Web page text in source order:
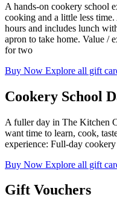
A hands-on cookery school
cooking and a little less
hours and includes lunch
apron to take home. Value /
for two​​​​‌ ‍ ​‍​‍‌‍ ‌ ​‍‌‍‍‌‌‍‌ ‌‍‍‌‌‍ ‍​‍​‍​ ‍‍​‍​‍‌ ​ ‌‍​‌‌‍ ‍‌‍‍‌‌ ‌​‌ ‍‌​‍ ‍‌‍‍‌‌‍ ​‍​‍​‍ ​​‍​‍‌‍‍​‌ ​‍‌‍‌‌‌‍‌‍​‍​‍​ ‍‍​‍​‍‌‍‍​‌ ‌​‌ ‌​‌ ​​‌ ​ ​ ‍‍​‍ ​‍ ‌‍ ​​‍ ‌‌‍​‌‌‍ ‍‌‍‌​​‍ ‌‌ ​‍​‍ ‌‌‍‍​‌‍ ‌ ‌​‌‍‌‌‌‍ ​‌ ​ ​‍ ‌‌ ​ ‌ ‌​‌ ‌‌‌‍‌​‌‍‍‌‌‍ ​‍ ‍‌ ‌‍‌‍‌‌‌ ​‍‌‍​ ‌‍‌‌‌‍ ​​‍ ‍‌‍​‌‌ ​​‌ ​​​‍ ‌‍‍‌‌‍ ‍‌ ‌​‌‍‌‌‌‍ ‍‌ ‌​​‍ ‌‍‌‌‌‍‌​‌‍‍‌‌ ‌​​‍ ‌‍ ‌‌‍ ‌‍‌​‌‍‌‌​ ‌‌ ​​‌ ​‍‌‍‌‌‌ ​ ‌‍‌‌‌‍ ‍‌ ‌​‌‍​‌‌ ‌​‌‍‍‌‌‍ ‌‍ ‍​ ‍ ‌‍‍‌‌‍‌​​ ‌‌‍‍​‌‍ ‌ ‌​‌‍‌‌‌‍ ​‌​​ ‌‍ ​‌‍​‌‌ ​ ‌ ​ ‌​‍‌‌‍ ‍‌‍‌​‌‍‌‌‌ ‍​​‍ ‌​ ‍‌​ ​ ​ ‌‌​ ‌‌​ ​‍‌‍​‌​ ‌‍‌‍​ ​‍ ‌​ ​​​ ​‌‌‍‌​​ ‍‌​‍ ‌​ ‌​​ ‌‍​ ‌‌‌‍‌​​‍ ‌‌‍​‍​ ‌ ​ ​ ​ ‌‍​‍ ‌​ ‌‍​ ‍​​ ‌​‌‍​‍‌‍​ ​ ‌‌​ ​‍‌‍​‍​ ‌‍​ ​​​ ‌‌​ ‌‌​ ‍ ‌ ‌​‌ ‍‌‌ ​​‌‍‌‌​ ‌‌‍‍​‌‍ ‌ ‌​‌‍‌‌‌‍ ​‌​​ ‌‍ ​‌‍​‌‌ ​ ‌ ​ ‌​‍‌‌‍ ‍‌‍‌​‌‍‌‌‌ ‍​​ ‍ ‌ ​​‌‍​‌‌ ‌​‌‍‍​​ ‌‌ ​​‌‍​‌‌‍‌ ‌‍‌‌‌​​‍‌ ‌‌‌‍‍‌‌‍ ​‌‍‌​‌‍‌‌‌ ​‍​‍‌‌​ ‌‌‌​​‍‌‌ ‌‍‍ ‌‍‌‌‌ ‍‌​‍‌‌​ ​ ‌​‌​​‍‌‌​ ​ ‌​‌​​‍‌‌​ ​‍​ ​‍‌‍​‌​ ​‌​ ‌​​ ‍​‌‍​‍‌‍‌‌‌‍​‌​ ‌​‌‍​‌​ ‌‍​ ‌ ‌‍​ ​‍‌‌​ ​‍​ ​‍​‍‌‌​ ‌‌‌​‌​​‍ ‍‌‍‌‌‌‍ ‍‌ ‌​‌ ​‍‌‍‍‌‌‍‌‌‌ ​ ​‍‌‌​ ‌‌‌​​‍‌‌ ‌‍‍ ‌‍‌‌‌ ‍‌​‍‌‌​ ​ ‌​‌​​‍‌‌​ ​ ‌​‌​​‍‌‌​ ​‍​ ​‍‌‍‌​‌‍​ ​ ​‌‌‍​‍‌‍‌‌​ ‍‌​ ‌‍​ ​​​ ‍​​ ‌‍​ ‌‌‌‍‌‍​‍‌‌​ ​‍​ ​‍​‍‌‌​ ‌‌‌​‌​​‍ ‍‌‍​‍‌‍ ‌‍‌​‌ ‍‌​ ‌‍​‍‌‍​‌‌ ​ ‌‍‌‌‌‌‌‌‌ ​‍‌‍ ​​ ‌‌‍‍​‌ ‌​‌ ‌​‌ ​​‌ ​ ​‍‌‌​ ​ ‌​​‌​‍‌‌​ ​‍‌​‌‍​‍‌‌​ ​‍‌​‌‍‌‍ ​​‍ ‌‌‍​‌‌‍ ‍‌‍‌​​‍ ‌‌ ​‍​‍ ‌‌‍‍​‌‍ ‌ ‌​‌‍‌‌‌‍ ​‌ ​ ​‍ ‌‌ ​ ‌ ‌​‌ ‌‌‌‍‌​‌‍‍‌‌‍ ​‍ ‍‌ ‌‍‌‍‌‌‌ ​‍‌‍​ ‌‍‌‌‌‍ ​​‍ ‍‌‍​‌‌ ​​‌ ​​​‍‌‍‌‍‍‌‌‍‌​​ ‌‌‍‍​‌‍ ‌ ‌​‌‍‌‌‌‍ ​‌​​ ‌‍ ​‌‍​‌‌ ​ ‌ ​ ‌​‍‌‌‍ ‍‌‍‌​‌‍‌‌‌ ‍​​‍ ‌​ ‍‌​ ​ ​ ‌‌​ ‌‌​ ​‍‌‍​‌​ ‌‍‌‍​ ​‍ ‌​ ​​​ ​‌‌‍‌​​ ‍‌​‍ ‌​ ‌​​ ‌‍​ ‌‌‌‍‌​​‍ ‌‌‍​‍​ ‌ ​ ​ ​ ‌‍​‍ ‌​ ‌‍​ ‍​​ ‌​‌‍​‍‌‍​ ​ ‌‌​ ​‍‌‍​‍​ ‌‍​ ​​​ ‌‌​ ‌‌​‍‌‍‌ ‌​‌ ‍‌‌ ​​‌‍‌‌​ ‌‌‍‍​‌‍ ‌ ‌​‌‍‌‌‌‍ ​‌​​ ‌‍ ​‌‍​‌‌ ​ ‌ ​ ‌​‍‌‌‍ ‍‌‍‌​‌‍‌‌‌ ‍​​‍‌‍‌ ​​‌‍​‌‌ ‌​‌‍‍​​ ‌‌ ​​‌‍​‌‌‍‌ ‌‍‌‌‌​​‍‌ ‌‌‌‍‍‌‌‍ ​‌‍‌​‌‍‌‌‌ ​‍​‍‌‌​ ‌‌‌​​‍‌‌ ‌‍‍ ‌‍‌‌‌ ‍‌​‍‌‌​ ​ ‌​‌​​‍‌‌​ ​ ‌​‌​​‍‌‌​ ​‍​ ​‍‌‍​‌​ ​‌​ ‌​​ ‍​‌‍​‍‌‍‌‌‌‍​‌​ ‌​‌‍​‌​ ‌‍​ ‌ ‌‍​ ​‍‌‌​ ​‍​ ​‍​‍‌‌​ ‌‌‌​‌​​‍ ‍‌‍‌‌‌‍ ‍‌ ‌​‌ ​‍‌‍‍‌‌‍‌‌‌ ​ ​‍‌‌​ ‌‌‌​​‍‌‌ ‌‍‍ ‌‍‌‌‌ ‍‌​‍‌‌​ ​ ‌​‌​​‍‌‌​ ​ ‌​‌​​‍‌‌​ ​‍​ ​‍‌‍‌​‌‍​ ​ ​‌‌‍​‍‌‍‌‌​ ‍‌​ ‌‍​ ​​​ ‍​​ ‌‍​ ‌‌‌‍‌‍​‍‌‌​ ​‍​ ​‍​‍‌‌​ ‌‌‌​‌​​‍ ‍‌‍​‍‌‍ ‌‍‌​‌ ‍‌​‍‌‍‌ ​​‌‍‌‌‌ ​‍‌ ​ ‌ ​​‌‍‌‌‌‍​ ‌ ‌​‌‍‍‌‌ ‌‍‌‍‌‌​ ‌‌ ​​‌ ‌‌‌‍​‍‌‍ ​‌‍‍‌‌ ​ ‌‍‍​‌‍‌‌‌‍‌​​‍​‍‌ ‌
Buy Now ​​​​‌ ‍ ​‍​‍‌‍ ‌ ​‍‌‍‍‌‌‍‌ ‌‍‍‌‌‍ ‍​‍​‍​ ‍‍​‍​‍‌ ​ ‌‍​‌‌‍ ‍‌‍‍‌‌ ‌​‌ ‍‌​‍ ‍‌‍‍‌‌‍ ​‍​‍​‍ ​​‍​‍‌‍‍​‌ ​‍‌‍‌‌‌‍‌‍​‍​‍​ ‍‍​‍​‍‌‍‍​‌ ‌​‌ ‌​‌ ​​‌ ​ ​ ‍‍​‍ ​‍ ‌‍ ​​‍ ‌‌‍​‌‌‍ ‍‌‍‌​​‍ ‌‌ ​‍​‍ ‌‌‍‍​‌‍ ‌ ‌​‌‍‌‌‌‍ ​‌ ​ ​‍ ‌‌ ​ ‌ ‌​‌ ‌‌‌‍‌​‌‍‍‌‌‍ ​‍ ‍‌ ‌‍‌‍‌‌‌ ​‍‌‍​ ‌‍‌‌‌‍ ​​‍ ‍‌‍​‌‌ ​​‌ ​​​‍ ‌‍‍‌‌‍ ‍‌ ‌​‌‍‌‌‌‍ ‍‌ ‌​​‍ ‌‍‌‌‌‍‌​‌‍‍‌‌ ‌​​‍ ‌‍ ‌‌‍ ‌‍‌​‌‍‌‌​ ‌‌ ​​‌ ​‍‌‍‌‌‌ ​ ‌‍‌‌‌‍ ‍‌ ‌​‌‍​‌‌ ‌​‌‍‍‌‌‍ ‌‍ ‍​ ‍ ‌‍‍‌‌‍‌​​ ‌‌‍‍​‌‍ ‌ ‌​‌‍‌‌‌‍ ​‌​​ ‌‍ ​‌‍​‌‌ ​ ‌ ​ ‌​‍‌‌‍ ‍‌‍‌​‌‍‌‌‌ ‍​​‍ ‌​ ‍‌​ ​ ​ ‌‌​ ‌‌​ ​‍‌‍​‌​ ‌‍‌‍​ ​‍ ‌​ ​​​ ​‌‌‍‌​​ ‍‌​‍ ‌​ ‌​​ ‌‍​ ‌‌‌‍‌​​‍ ‌‌‍​‍​ ‌ ​ ​ ​ ‌‍​‍ ‌​ ‌‍​ ‍​​ ‌​‌‍​‍‌‍​ ​ ‌‌​ ​‍‌‍​‍​ ‌‍​ ​​​ ‌‌​ ‌‌​ ‍ ‌ ‌​‌ ‍‌‌ ​​‌‍‌‌​ ‌‌‍‍​‌‍ ‌ ‌​‌‍‌‌‌‍ ​‌​​ ‌‍ ​‌‍​‌‌ ​ ‌ ​ ‌​‍‌‌‍ ‍‌‍‌​‌‍‌‌‌ ‍​​ ‍ ‌ ​​‌‍​‌‌ ‌​‌‍‍​​ ‌‌ ​​‌‍​‌‌‍‌ ‌‍‌‌‌​​‍‌ ‌‌‌‍‍‌‌‍ ​‌‍‌​‌‍‌‌‌ ​‍​‍‌‌​ ‌‌‌​​‍‌‌ ‌‍‍ ‌‍‌‌‌ ‍‌​‍‌‌​ ​ ‌​‌​​‍‌‌​ ​ ‌​‌​​‍‌‌​ ​‍​ ​‍‌‍​‌​ ​‌​ ‌​​ ‍​‌‍​‍‌‍‌‌‌‍​‌​ ‌​‌‍​‌​ ‌‍​ ‌ ‌‍​ ​‍‌‌​ ​‍​ ​‍​‍‌‌​ ‌‌‌​‌​​‍ ‍‌‍‌‌‌‍ ‍‌ ‌​‌ ​‍‌‍‍‌‌‍‌‌‌ ​ ​‍‌‌​ ‌‌‌​​‍‌‌ ‌‍‍ ‌‍‌‌‌ ‍‌​‍‌‌​ ​ ‌​‌​​‍‌‌​ ​ ‌​‌​​‍‌‌​ ​‍​ ​‍‌‍‌​‌‍​ ​ ​‌‌‍​‍‌‍‌‌​ ‍‌​ ‌‍​ ​​​ ‍​​ ‌‍​ ‌‌‌‍‌‍​‍‌‌​ ​‍​ ​‍​‍‌‌​ ‌‌‌​‌​​‍ ‍‌ ​​‌ ​‍‌‍‍‌‌‍ ‌‌‍​‌‌ ​‍‌ ‍‌‌​​ ‌ ‌​‌‍​‌​‍ ‍‌‍ ​‌‍​‌‌‍​‍‌‍‌‌‌‍ ​​ ‌‍​‍‌‍​‌‌ ​ ‌‍‌‌‌‌‌‌‌ ​‍‌‍ ​​ ‌‌‍‍​‌ ‌​‌ ‌​‌ ​​‌ ​ ​‍‌‌​ ​ ‌​​‌​‍‌‌​ ​‍‌​‌‍​‍‌‌​ ​‍‌​‌‍‌‍ ​​‍ ‌‌‍​‌‌‍ ‍‌‍‌​​‍ ‌‌ ​‍​‍ ‌‌‍‍​‌‍ ‌ ‌​‌‍‌‌‌‍ ​‌ ​ ​‍ ‌‌ ​ ‌ ‌​‌ ‌‌‌‍‌​‌‍‍‌‌‍ ​‍ ‍‌ ‌‍‌‍‌‌‌ ​‍‌‍​ ‌‍‌‌‌‍ ​​‍ ‍‌‍​‌‌ ​​‌ ​​​‍‌‍‌‍‍‌‌‍‌​​ ‌‌‍‍​‌‍ ‌ ‌​‌‍‌‌‌‍ ​‌​​ ‌‍ ​‌‍​‌‌ ​ ‌ ​ ‌​‍‌‌‍ ‍‌‍‌​‌‍‌‌‌ ‍​​‍ ‌​ ‍‌​ ​ ​ ‌‌​ ‌‌​ ​‍‌‍​‌​ ‌‍‌‍​ ​‍ ‌​ ​​​ ​‌‌‍‌​​ ‍‌​‍ ‌​ ‌​​ ‌‍​ ‌‌‌‍‌​​‍ ‌‌‍​‍​ ‌ ​ ​ ​ ‌‍​‍ ‌​ ‌‍​ ‍​​ ‌​‌‍​‍‌‍​ ​ ‌‌​ ​‍‌‍​‍​ ‌‍​ ​​​ ‌‌​ ‌‌​‍‌‍‌ ‌​‌ ‍‌‌ ​​‌‍‌‌​ ‌‌‍‍​‌‍ ‌ ‌​‌‍‌‌‌‍ ​‌​​ ‌‍ ​‌‍​‌‌ ​ ‌ ​ ‌​‍‌‌‍ ‍‌‍‌​‌‍‌‌‌ ‍​​‍‌‍‌ ​​‌‍​‌‌ ‌​‌‍‍​​ ‌‌ ​​‌‍​‌‌‍‌ ‌‍‌‌‌​​‍‌ ‌‌‌‍‍‌‌‍ ​‌‍‌​‌‍‌‌‌ ​‍​‍‌‌​ ‌‌‌​​‍‌‌ ‌‍‍ ‌‍‌‌‌ ‍‌​‍‌‌​ ​ ‌​‌​​‍‌‌​ ​ ‌​‌​​‍‌‌​ ​‍​ ​‍‌‍​‌​ ​‌​ ‌​​ ‍​‌‍​‍‌‍‌‌‌‍​‌​ ‌​‌‍​‌​ ‌‍​ ‌ ‌‍​ ​‍‌‌​ ​‍​ ​‍​‍‌‌​ ‌‌‌​‌​​‍ ‍‌‍‌‌‌‍ ‍‌ ‌​‌ ​‍‌‍‍‌‌‍‌‌‌ ​ ​‍‌‌​ ‌‌‌​​‍‌‌ ‌‍‍ ‌‍‌‌‌ ‍‌​‍‌‌​ ​ ‌​‌​​‍‌‌​ ​ ‌​‌​​‍‌‌​ ​‍​ ​‍‌‍‌​‌‍​ ​ ​‌‌‍​‍‌‍‌‌​ ‍‌​ ‌‍​ ​​​ ‍​​ ‌‍​ ‌‌‌‍‌‍​‍‌‌​ ​‍​ ​‍​‍‌‌​ ‌‌‌​‌​​‍ ‍‌ ​​‌ ​‍‌‍‍‌‌‍ ‌‌‍​‌‌ ​‍‌ ‍‌‌​​ ‌ ‌​‌‍​‌​‍ ‍‌‍ ​‌‍​‌‌‍​‍‌‍‌‌‌‍ ​​‍‌‍‌ ​​‌‍‌‌‌ ​‍‌ ​ ‌ ​​‌‍‌‌‌‍​ ‌ ‌​‌‍‍‌‌ ‌‍‌‍‌‌​ ‌‌ ​​‌ ‌‌‌‍​‍‌‍ ​‌‍‍‌‌ ​ ‌‍‍​‌‍‌‌‌‍‌​​‍​‍‌ ‌ Explore all gift cards​​​​‌
Cookery School Day Experience​​​​‌
A fuller day in The Kitchen
want time to learn, cook,
experience: Full-day cookery school experience​​​​‌
Buy Now ​​​​‌ ‍ ​‍​‍‌‍ ‌ ​‍‌‍‍‌‌‍‌ ‌‍‍‌‌‍ ‍​‍​‍​ ‍‍​‍​‍‌ ​ ‌‍​‌‌‍ ‍‌‍‍‌‌ ‌​‌ ‍‌​‍ ‍‌‍‍‌‌‍ ​‍​‍​‍ ​​‍​‍‌‍‍​‌ ​‍‌‍‌‌‌‍‌‍​‍​‍​ ‍‍​‍​‍‌‍‍​‌ ‌​‌ ‌​‌ ​​‌ ​ ​ ‍‍​‍ ​‍ ‌‍ ​​‍ ‌‌‍​‌‌‍ ‍‌‍‌​​‍ ‌‌ ​‍​‍ ‌‌‍‍​‌‍ ‌ ‌​‌‍‌‌‌‍ ​‌ ​ ​‍ ‌‌ ​ ‌ ‌​‌ ‌‌‌‍‌​‌‍‍‌‌‍ ​‍ ‍‌ ‌‍‌‍‌‌‌ ​‍‌‍​ ‌‍‌‌‌‍ ​​‍ ‍‌‍​‌‌ ​​‌ ​​​‍ ‌‍‍‌‌‍ ‍‌ ‌​‌‍‌‌‌‍ ‍‌ ‌​​‍ ‌‍‌‌‌‍‌​‌‍‍‌‌ ‌​​‍ ‌‍ ‌‌‍ ‌‍‌​‌‍‌‌​ ‌‌ ​​‌ ​‍‌‍‌‌‌ ​ ‌‍‌‌‌‍ ‍‌ ‌​‌‍​‌‌ ‌​‌‍‍‌‌‍ ‌‍ ‍​ ‍ ‌‍‍‌‌‍‌​​ ‌‌‍‍​‌‍ ‌ ‌​‌‍‌‌‌‍ ​‌​​ ‌‍ ​‌‍​‌‌ ​ ‌ ​ ‌​‍‌‌‍ ‍‌‍‌​‌‍‌‌‌ ‍​​‍ ‌​ ‍‌​ ​ ​ ‌‌​ ‌‌​ ​‍‌‍​‌​ ‌‍‌‍​ ​‍ ‌​ ​​​ ​‌‌‍‌​​ ‍‌​‍ ‌​ ‌​​ ‌‍​ ‌‌‌‍‌​​‍ ‌‌‍​‍​ ‌ ​ ​ ​ ‌‍​‍ ‌​ ‌‍​ ‍​​ ‌​‌‍​‍‌‍​ ​ ‌‌​ ​‍‌‍​‍​ ‌‍​ ​​​ ‌‌​ ‌‌​ ‍ ‌ ‌​‌ ‍‌‌ ​​‌‍‌‌​ ‌‌‍‍​‌‍ ‌ ‌​‌‍‌‌‌‍ ​‌​​ ‌‍ ​‌‍​‌‌ ​ ‌ ​ ‌​‍‌‌‍ ‍‌‍‌​‌‍‌‌‌ ‍​​ ‍ ‌ ​​‌‍​‌‌ ‌​‌‍‍​​ ‌‌ ​​‌‍​‌‌‍‌ ‌‍‌‌‌​​‍‌ ‌‌‌‍‍‌‌‍ ​‌‍‌​‌‍‌‌‌ ​‍​‍‌‌​ ‌‌‌​​‍‌‌ ‌‍‍ ‌‍‌‌‌ ‍‌​‍‌‌​ ​ ‌​‌​​‍‌‌​ ​ ‌​‌​​‍‌‌​ ​‍​ ​‍‌‍​‌​ ​‌​ ‌​​ ‍​‌‍​‍‌‍‌‌‌‍​‌​ ‌​‌‍​‌​ ‌‍​ ‌ ‌‍​ ​‍‌‌​ ​‍​ ​‍​‍‌‌​ ‌‌‌​‌​​‍ ‍‌‍‌‌‌‍ ‍‌ ‌​‌ ​‍‌‍‍‌‌‍‌‌‌ ​ ​‍‌‌​ ‌‌‌​​‍‌‌ ‌‍‍ ‌‍‌‌‌ ‍‌​‍‌‌​ ​ ‌​‌​​‍‌‌​ ​ ‌​‌​​‍‌‌​ ​‍​ ​‍‌‍‌​​ ‌​‌‍‌​​ ‌ ‌‍‌​‌‍​‌‌‍​‍‌‍‌‍​ ​‌​ ​‍​ ​ ‌‍​‌​‍‌‌​ ​‍​ ​‍​‍‌‌​ ‌‌‌​‌​​‍ ‍‌ ​​‌ ​‍‌‍‍‌‌‍ ‌‌‍​‌‌ ​‍‌ ‍‌‌​​ ‌ ‌​‌‍​‌​‍ ‍‌‍ ​‌‍​‌‌‍​‍‌‍‌‌‌‍ ​​ ‌‍​‍‌‍​‌‌ ​ ‌‍‌‌‌‌‌‌‌ ​‍‌‍ ​​ ‌‌‍‍​‌ ‌​‌ ‌​‌ ​​‌ ​ ​‍‌‌​ ​ ‌​​‌​‍‌‌​ ​‍‌​‌‍​‍‌‌​ ​‍‌​‌‍‌‍ ​​‍ ‌‌‍​‌‌‍ ‍‌‍‌​​‍ ‌‌ ​‍​‍ ‌‌‍‍​‌‍ ‌ ‌​‌‍‌‌‌‍ ​‌ ​ ​‍ ‌‌ ​ ‌ ‌​‌ ‌‌‌‍‌​‌‍‍‌‌‍ ​‍ ‍‌ ‌‍‌‍‌‌‌ ​‍‌‍​ ‌‍‌‌‌‍ ​​‍ ‍‌‍​‌‌ ​​‌ ​​​‍‌‍‌‍‍‌‌‍‌​​ ‌‌‍‍​‌‍ ‌ ‌​‌‍‌‌‌‍ ​‌​​ ‌‍ ​‌‍​‌‌ ​ ‌ ​ ‌​‍‌‌‍ ‍‌‍‌​‌‍‌‌‌ ‍​​‍ ‌​ ‍‌​ ​ ​ ‌‌​ ‌‌​ ​‍‌‍​‌​ ‌‍‌‍​ ​‍ ‌​ ​​​ ​‌‌‍‌​​ ‍‌​‍ ‌​ ‌​​ ‌‍​ ‌‌‌‍‌​​‍ ‌‌‍​‍​ ‌ ​ ​ ​ ‌‍​‍ ‌​ ‌‍​ ‍​​ ‌​‌‍​‍‌‍​ ​ ‌‌​ ​‍‌‍​‍​ ‌‍​ ​​​ ‌‌​ ‌‌​‍‌‍‌ ‌​‌ ‍‌‌ ​​‌‍‌‌​ ‌‌‍‍​‌‍ ‌ ‌​‌‍‌‌‌‍ ​‌​​ ‌‍ ​‌‍​‌‌ ​ ‌ ​ ‌​‍‌‌‍ ‍‌‍‌​‌‍‌‌‌ ‍​​‍‌‍‌ ​​‌‍​‌‌ ‌​‌‍‍​​ ‌‌ ​​‌‍​‌‌‍‌ ‌‍‌‌‌​​‍‌ ‌‌‌‍‍‌‌‍ ​‌‍‌​‌‍‌‌‌ ​‍​‍‌‌​ ‌‌‌​​‍‌‌ ‌‍‍ ‌‍‌‌‌ ‍‌​‍‌‌​ ​ ‌​‌​​‍‌‌​ ​ ‌​‌​​‍‌‌​ ​‍​ ​‍‌‍​‌​ ​‌​ ‌​​ ‍​‌‍​‍‌‍‌‌‌‍​‌​ ‌​‌‍​‌​ ‌‍​ ‌ ‌‍​ ​‍‌‌​ ​‍​ ​‍​‍‌‌​ ‌‌‌​‌​​‍ ‍‌‍‌‌‌‍ ‍‌ ‌​‌ ​‍‌‍‍‌‌‍‌‌‌ ​ ​‍‌‌​ ‌‌‌​​‍‌‌ ‌‍‍ ‌‍‌‌‌ ‍‌​‍‌‌​ ​ ‌​‌​​‍‌‌​ ​ ‌​‌​​‍‌‌​ ​‍​ ​‍‌‍‌​​ ‌​‌‍‌​​ ‌ ‌‍‌​‌‍​‌‌‍​‍‌‍‌‍​ ​‌​ ​‍​ ​ ‌‍​‌​‍‌‌​ ​‍​ ​‍​‍‌‌​ ‌‌‌​‌​​‍ ‍‌ ​​‌ ​‍‌‍‍‌‌‍ ‌‌‍​‌‌ ​‍‌ ‍‌‌​​ ‌ ‌​‌‍​‌​‍ ‍‌‍ ​‌‍​‌‌‍​‍‌‍‌‌‌‍ ​​‍‌‍‌ ​​‌‍‌‌‌ ​‍‌ ​ ‌ ​​‌‍‌‌‌‍​ ‌ ‌​‌‍‍‌‌ ‌‍‌‍‌‌​ ‌‌ ​​‌ ‌‌‌‍​‍‌‍ ​‌‍‍‌‌ ​ ‌‍‍​‌‍‌‌‌‍‌​​‍​‍‌ ‌ Explore all gift cards​​​​‌
Gift Vouchers​​​​‌ ‍ ​‍​‍‌‍ ‌ ​‍‌‍‍‌‌‍‌ ‌‍‍‌‌‍ ‍​‍​‍​ ‍‍​‍​‍‌ ​ ‌‍​‌‌‍ ‍‌‍‍‌‌ ‌​‌ ‍‌​‍ ‍‌‍‍‌‌‍ ​‍​‍​‍ ​​‍​‍‌‍‍​‌ ​‍‌‍‌‌‌‍‌‍​‍​‍​ ‍‍​‍​‍‌‍‍​‌ ‌​‌ ‌​‌ ​​‌ ​ ​ ‍‍​‍ ​‍ ‌‍ ​​‍ ‌‌‍​‌‌‍ ‍‌‍‌​​‍ ‌‌ ​‍​‍ ‌‌‍‍​‌‍ ‌ ‌​‌‍‌‌‌‍ ​‌ ​ ​‍ ‌‌ ​ ‌ ‌​‌ ‌‌‌‍‌​‌‍‍‌‌‍ ​‍ ‍‌ ‌‍‌‍‌‌‌ ​‍‌‍​ ‌‍‌‌‌‍ ​​‍ ‍‌‍​‌‌ ​​‌ ​​​‍ ‌‍‍‌‌‍ ‍‌ ‌​‌‍‌‌‌‍ ‍‌ ‌​​‍ ‌‍‌‌‌‍‌​‌‍‍‌‌ ‌​​‍ ‌‍ ‌‌‍ ‌‍‌​‌‍‌‌​ ‌‌ ​​‌ ​‍‌‍‌‌‌ ​ ‌‍‌‌‌‍ ‍‌ ‌​‌‍​‌‌ ‌​‌‍‍‌‌‍ ‌‍ ‍​ ‍ ‌‍‍‌‌‍‌​​ ‌‌‍‍​‌‍ ‌ ‌​‌‍‌‌‌‍ ​‌​​ ‌‍ ​‌‍​‌‌ ​ ‌ ​ ‌​‍‌‌‍ ‍‌‍‌​‌‍‌‌‌ ‍​​‍ ‌​ ‍‌​ ​ ​ ‌‌​ ‌‌​ ​‍‌‍​‌​ ‌‍‌‍​ ​‍ ‌​ ​​​ ​‌‌‍‌​​ ‍‌​‍ ‌​ ‌​​ ‌‍​ ‌‌‌‍‌​​‍ ‌‌‍​‍​ ‌ ​ ​ ​ ‌‍​‍ ‌​ ‌‍​ ‍​​ ‌​‌‍​‍‌‍​ ​ ‌‌​ ​‍‌‍​‍​ ‌‍​ ​​​ ‌‌​ ‌‌​ ‍ ‌ ‌​‌ ‍‌‌ ​​‌‍‌‌​ ‌‌‍‍​‌‍ ‌ ‌​‌‍‌‌‌‍ ​‌​​ ‌‍ ​‌‍​‌‌ ​ ‌ ​ ‌​‍‌‌‍ ‍‌‍‌​‌‍‌‌‌ ‍​​ ‍ ‌ ​​‌‍​‌‌ ‌​‌‍‍​​ ‌‌ ​​‌‍​‌‌‍‌ ‌‍‌‌‌​​‍‌ ‌‌‌‍‍‌‌‍ ​‌‍‌​‌‍‌‌‌ ​‍​‍‌‌​ ‌‌‌​​‍‌‌ ‌‍‍ ‌‍‌‌‌ ‍‌​‍‌‌​ ​ ‌​‌​​‍‌‌​ ​ ‌​‌​​‍‌‌​ ​‍​ ​‍‌‍​‌​ ​‌​ ‌​​ ‍​‌‍​‍‌‍‌‌‌‍​‌​ ‌​‌‍​‌​ ‌‍​ ‌ ‌‍​ ​‍‌‌​ ​‍​ ​‍​‍‌‌​ ‌‌‌​‌​​‍ ‍‌‍‌‌‌‍ ‍‌ ‌​‌ ​‍‌‍‍‌‌‍‌‌‌ ​ ​‍‌‌​ ‌‌‌​​‍‌‌ ‌‍‍ ‌‍‌‌‌ ‍‌​‍‌‌​ ​ ‌​‌​​‍‌‌​ ​ ‌​‌​​‍‌‌​ ​‍​ ​‍‌‍​‌​ ‌​‌‍‌‍​ ​​​ ‌‍​ ​​​ ​ ​ ‌​‌‍​ ​ ‍​‌‍‌​​ ​ ​‍‌‌​ ​‍​ ​‍​‍‌‌​ ‌‌‌​‌​​‍ ‍‌‍‍​‌‍‌‌‌‍​‌‌‍‌​‌‍‍‌‌‍ ‍‌‍‌ ​ ‌‍​‍‌‍​‌‌ ​ ‌‍‌‌‌‌‌‌‌ ​‍‌‍ ​​ ‌‌‍‍​‌ ‌​‌ ‌​‌ ​​‌ ​ ​‍‌‌​ ​ ‌​​‌​‍‌‌​ ​‍‌​‌‍​‍‌‌​ ​‍‌​‌‍‌‍ ​​‍ ‌‌‍​‌‌‍ ‍‌‍‌​​‍ ‌‌ ​‍​‍ ‌‌‍‍​‌‍ ‌ ‌​‌‍‌‌‌‍ ​‌ ​ ​‍ ‌‌ ​ ‌ ‌​‌ ‌‌‌‍‌​‌‍‍‌‌‍ ​‍ ‍‌ ‌‍‌‍‌‌‌ ​‍‌‍​ ‌‍‌‌‌‍ ​​‍ ‍‌‍​‌‌ ​​‌ ​​​‍‌‍‌‍‍‌‌‍‌​​ ‌‌‍‍​‌‍ ‌ ‌​‌‍‌‌‌‍ ​‌​​ ‌‍ ​‌‍​‌‌ ​ ‌ ​ ‌​‍‌‌‍ ‍‌‍‌​‌‍‌‌‌ ‍​​‍ ‌​ ‍‌​ ​ ​ ‌‌​ ‌‌​ ​‍‌‍​‌​ ‌‍‌‍​ ​‍ ‌​ ​​​ ​‌‌‍‌​​ ‍‌​‍ ‌​ ‌​​ ‌‍​ ‌‌‌‍‌​​‍ ‌‌‍​‍​ ‌ ​ ​ ​ ‌‍​‍ ‌​ ‌‍​ ‍​​ ‌​‌‍​‍‌‍​ ​ ‌‌​ ​‍‌‍​‍​ ‌‍​ ​​​ ‌‌​ ‌‌​‍‌‍‌ ‌​‌ ‍‌‌ ​​‌‍‌‌​ ‌‌‍‍​‌‍ ‌ ‌​‌‍‌‌‌‍ ​‌​​ ‌‍ ​‌‍​‌‌ ​ ‌ ​ ‌​‍‌‌‍ ‍‌‍‌​‌‍‌‌‌ ‍​​‍‌‍‌ ​​‌‍​‌‌ ‌​‌‍‍​​ ‌‌ ​​‌‍​‌‌‍‌ ‌‍‌‌‌​​‍‌ ‌‌‌‍‍‌‌‍ ​‌‍‌​‌‍‌‌‌ ​‍​‍‌‌​ ‌‌‌​​‍‌‌ ‌‍‍ ‌‍‌‌‌ ‍‌​‍‌‌​ ​ ‌​‌​​‍‌‌​ ​ ‌​‌​​‍‌‌​ ​‍​ ​‍‌‍​‌​ ​‌​ ‌​​ ‍​‌‍​‍‌‍‌‌‌‍​‌​ ‌​‌‍​‌​ ‌‍​ ‌ ‌‍​ ​‍‌‌​ ​‍​ ​‍​‍‌‌​ ‌‌‌​‌​​‍ ‍‌‍‌‌‌‍ ‍‌ ‌​‌ ​‍‌‍‍‌‌‍‌‌‌ ​ ​‍‌‌​ ‌‌‌​​‍‌‌ ‌‍‍ ‌‍‌‌‌ ‍‌​‍‌‌​ ​ ‌​‌​​‍‌‌​ ​ ‌​‌​​‍‌‌​ ​‍​ ​‍‌‍​‌​ ‌​‌‍‌‍​ ​​​ ‌‍​ ​​​ ​ ​ ‌​‌‍​ ​ ‍​‌‍‌​​ ​ ​‍‌‌​ ​‍​ ​‍​‍‌‌​ ‌‌‌​‌​​‍ ‍‌‍‍​‌‍‌‌‌‍​‌‌‍‌​‌‍‍‌‌‍ ‍‌‍‌ ​‍‌‍‌ ​​‌‍‌‌‌ ​‍‌ ​ ‌ ​​‌‍‌‌‌‍​ ‌ ‌​‌‍‍‌‌ ‌‍‌‍‌‌​ ‌‌ ​​‌ ‌‌‌‍​‍‌‍ ​‌‍‍‌‌ ​ ‌‍‍​‌‍‌‌‌‍‌​​‍​‍‌ ‌